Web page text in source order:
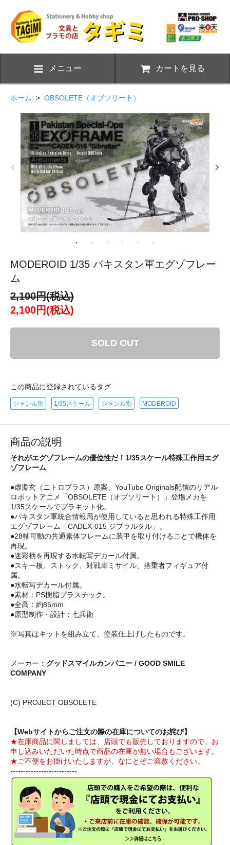
メニュー カートを見る
ホーム > OBSOLETE（オブソリート）
MODEROID 1/35 パキスタン軍エグゾフレー
ム
2,100円(税込)
2,100円(税込)
SOLD OUT
この商品に登録されているタグ
ジャンル別 1/35スケール ジャンル別 MODEROID
商品の説明
それがエグゾフレームの優位性だ！1/35スケール特殊工作用エグ
ゾフレーム
●虚淵玄（ニトロプラス）原案、YouTube Originals配信のリアル
ロボットアニメ「OBSOLETE（オブソリート）」登場メカを
1/35スケールでプラキット化。
●パキスタン軍統合情報局が使用していると思われる特殊工作用
エグゾフレーム「CADEX-015 ジブラルタル」。
●28軸可動の共通素体フレームに装甲を取り付けることで機体を
再現。
●迷彩柄を再現する水転写デカール付属。
●スキー板、ストック、対戦車ミサイル、搭乗者フィギュア付
属。
●水転写デカール付属。
●素材：PS樹脂プラスチック。
●全高：約85mm
●原型制作・設計：七兵衛
※写真はキットを組み立て、塗装仕上げしたものです。
メーカー： グッドスマイルカンパニー / GOOD SMILE
COMPANY
(C) PROJECT OBSOLETE
【Webサイトからご注文の際の在庫についてのお詫び】
★在庫商品に関しましては、店頭でも販売しておりますので、お
申し込みいただいた時点で商品の在庫が無い場合もございます。
★ご不便をお掛けいたしますが、なにとぞご容赦ください。
--------------------------